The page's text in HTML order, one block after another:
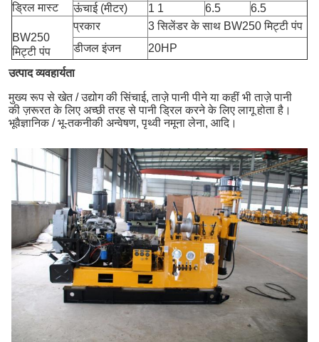
ड्रिल मास्ट
ऊंचाई (मीटर)
1 1 6.5 6.5
BW250
मिट्टी पंप
प्रकार
3 सिलेंडर के साथ BW250 मिट्टी पंप
डीजल इंजन
20HP
उत्पाद व्यवहार्यता
मुख्य रूप से खेत / उद्योग की सिंचाई, ताज़े पानी पीने या कहीं भी ताज़े पानी
की ज़रूरत के लिए अच्छी तरह से पानी ड्रिल करने के लिए लागू होता है।
भूवैज्ञानिक / भू-तकनीकी अन्वेषण, पृथ्वी नमूना लेना, आदि।